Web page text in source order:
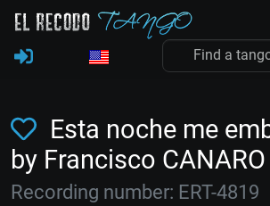
Esta noche me
by Francisco CANARO
Recording number: ERT-4819